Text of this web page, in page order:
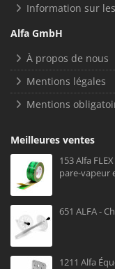
Information sur
Alfa GmbH
À propos de nous
Mentions légales
Mentions
Meilleures ventes
153 Alfa
pare-vapeur
651 ALFA -
1211 Alfa